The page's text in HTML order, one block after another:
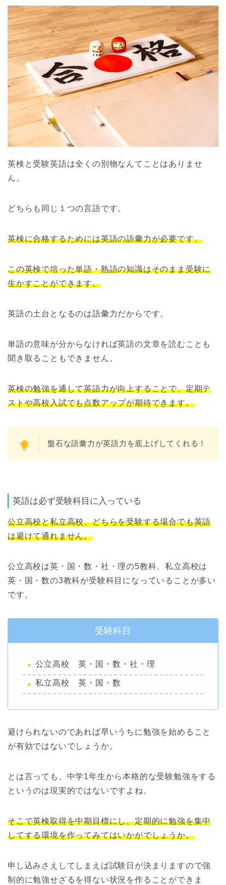
英検と受験英語は全くの別物なんてことはありませ
ん。
どちらも同じ１つの言語です。
英検に合格するためには英語の語彙力が必要です。
この英検で培った単語・熟語の知識はそのまま受験に
生かすことができます。
英語の土台となるのは語彙力だからです。
単語の意味が分からなければ英語の文章を読むことも
聞き取ることもできません。
英検の勉強を通して英語力が向上することで、定期テ
ストや高校入試でも点数アップが期待できます。
盤石な語彙力が英語力を底上げしてくれる！
英語は必ず受験科目に入っている
公立高校と私立高校、どちらを受験する場合でも英語
は避けて通れません。
公立高校は英・国・数・社・理の5教科、私立高校は
英・国・数の3教科が受験科目になっていることが多い
です。
受験科目
公立高校 英・国・数・社・理
私立高校 英・国・数
避けられないのであれば早いうちに勉強を始めること
が有効ではないでしょうか。
とは言っても、中学1年生から本格的な受験勉強をする
というのは現実的ではないですよね。
そこで英検取得を中期目標にし、定期的に勉強を集中
してする環境を作ってみてはいかがでしょうか。
申し込みさえしてしまえば試験日が決まりますので強
制的に勉強せざるを得ない状況を作ることができま